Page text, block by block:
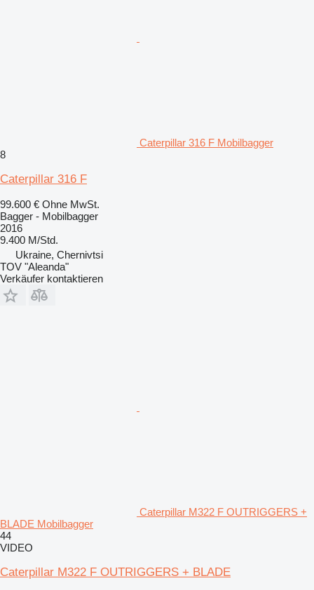
Caterpillar 316 F Mobilbagger
8
Caterpillar 316 F
99.600 € Ohne MwSt.
Bagger - Mobilbagger
2016
9.400 M/Std.
Ukraine, Chernivtsi
TOV "Aleanda"
Verkäufer kontaktieren
Caterpillar M322 F OUTRIGGERS +
BLADE Mobilbagger
44
VIDEO
Caterpillar M322 F OUTRIGGERS + BLADE